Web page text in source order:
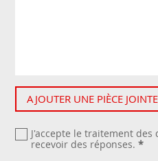
AJOUTER UNE PIÈCE JOINTE
J'accepte le traitement des
recevoir des réponses. *